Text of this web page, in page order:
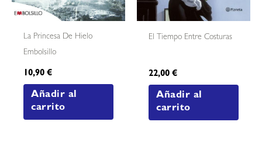
La Princesa De Hielo
Embolsillo
10,90€
Añadir al
carrito
El Tiempo Entre Costuras
22,00€
Añadir al
carrito